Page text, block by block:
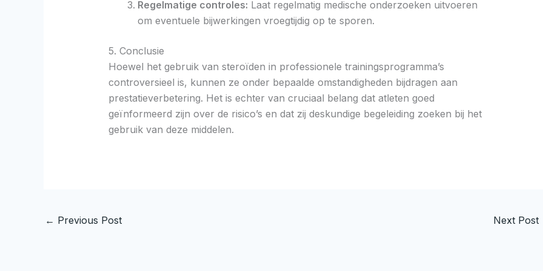
Regelmatige controles: Laat regelmatig medische onderzoeken uitvoeren
om eventuele bijwerkingen vroegtijdig op te sporen.
5. Conclusie
Hoewel het gebruik van steroïden in professionele trainingsprogramma’s
controversieel is, kunnen ze onder bepaalde omstandigheden bijdragen aan
prestatieverbetering. Het is echter van cruciaal belang dat atleten goed
geïnformeerd zijn over de risico’s en dat zij deskundige begeleiding zoeken bij het
gebruik van deze middelen.
← Previous Post Next Post